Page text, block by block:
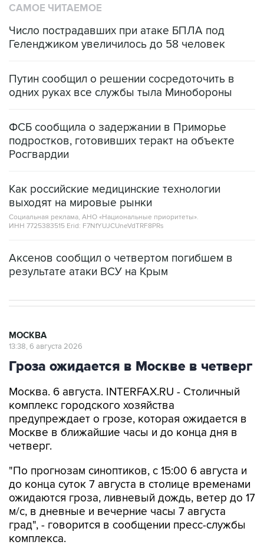
САМОЕ ЧИТАЕМОЕ
Число пострадавших при атаке БПЛА под
Геленджиком увеличилось до 58 человек
Путин сообщил о решении сосредоточить в
одних руках все службы тыла Минобороны
ФСБ сообщила о задержании в Приморье
подростков, готовивших теракт на объекте
Росгвардии
Как российские медицинские технологии
выходят на мировые рынки
Социальная реклама, АНО «Национальные приоритеты».
ИНН 7725383515 Erid: F7NfYUJCUneVdTRF8PRs
Аксенов сообщил о четвертом погибшем в
результате атаки ВСУ на Крым
МОСКВА
13:38, 6 августа 2026
Гроза ожидается в Москве в четверг
Москва. 6 августа. INTERFAX.RU - Столичный
комплекс городского хозяйства
предупреждает о грозе, которая ожидается в
Москве в ближайшие часы и до конца дня в
четверг.
"По прогнозам синоптиков, с 15:00 6 августа и
до конца суток 7 августа в столице временами
ожидаются гроза, ливневый дождь, ветер до 17
м/с, в дневные и вечерние часы 7 августа
град", - говорится в сообщении пресс-службы
комплекса.